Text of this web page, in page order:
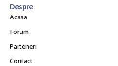
Despre
Acasa
Forum
Parteneri
Contact